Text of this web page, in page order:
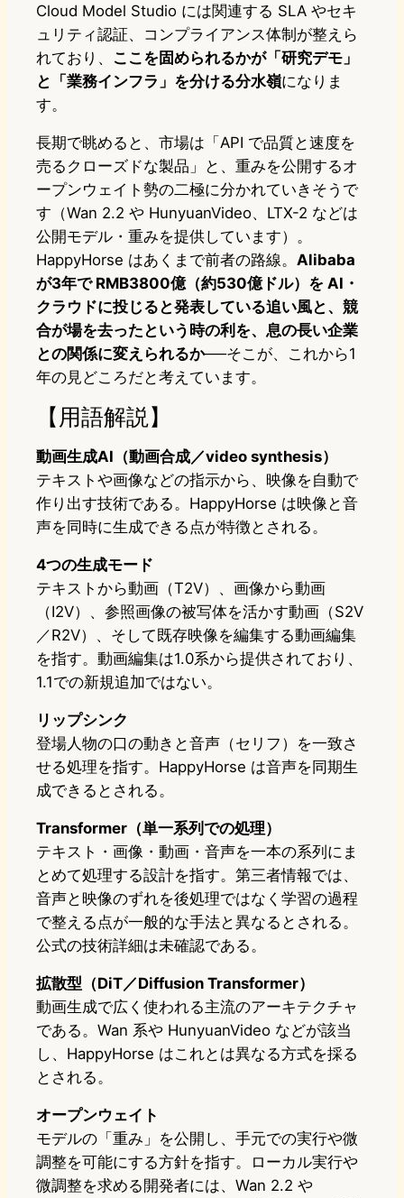
Cloud Model Studio には関連する SLA やセキ
ュリティ認証、コンプライアンス体制が整えら
れており、 ここを固められるかが「研究デモ」
と「業務インフラ」を分ける分水嶺になりま
す。
長期で眺めると、市場は「API で品質と速度を
売るクローズドな製品」と、重みを公開するオ
ープンウェイト勢の二極に分かれていきそうで
す（Wan 2.2 や HunyuanVideo、LTX-2 などは
公開モデル・重みを提供しています）。
HappyHorse はあくまで前者の路線。 Alibaba
が3年で RMB3800億（約530億ドル）を AI・
クラウドに投じると発表している追い風と、競
合が場を去ったという時の利を、息の長い企業
との関係に変えられるか──そこが、これから1
年の見どころだと考えています。
【用語解説】
動画生成AI（動画合成／video synthesis）
テキストや画像などの指示から、映像を自動で
作り出す技術である。HappyHorse は映像と音
声を同時に生成できる点が特徴とされる。
4つの生成モード
テキストから動画（T2V）、画像から動画
（I2V）、参照画像の被写体を活かす動画（S2V
／R2V）、そして既存映像を編集する動画編集
を指す。動画編集は1.0系から提供されており、
1.1での新規追加ではない。
リップシンク
登場人物の口の動きと音声（セリフ）を一致さ
せる処理を指す。HappyHorse は音声を同期生
成できるとされる。
Transformer（単一系列での処理）
テキスト・画像・動画・音声を一本の系列にま
とめて処理する設計を指す。第三者情報では、
音声と映像のずれを後処理ではなく学習の過程
で整える点が一般的な手法と異なるとされる。
公式の技術詳細は未確認である。
拡散型（DiT／Diffusion Transformer）
動画生成で広く使われる主流のアーキテクチャ
である。Wan 系や HunyuanVideo などが該当
し、HappyHorse はこれとは異なる方式を採る
とされる。
オープンウェイト
モデルの「重み」を公開し、手元での実行や微
調整を可能にする方針を指す。ローカル実行や
微調整を求める開発者には、Wan 2.2 や